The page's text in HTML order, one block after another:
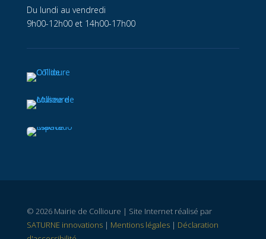
Du lundi au vendredi
9h00-12h00 et 14h00-17h00
© 2026 Mairie de Collioure | Site Internet réalisé par
SATURNE innovations| Mentions légales| Déclaration